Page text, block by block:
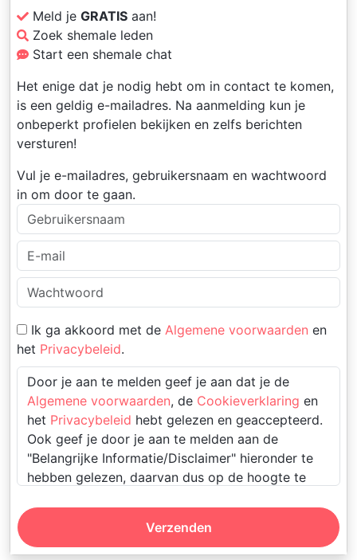
Meld je GRATIS aan!
Zoek shemale leden
Start een shemale chat
Het enige dat je nodig hebt om in contact te komen,
is een geldig e-mailadres. Na aanmelding kun je
onbeperkt profielen bekijken en zelfs berichten
versturen!
Vul je e-mailadres, gebruikersnaam en wachtwoord
in om door te gaan.
Ik ga akkoord met de Algemene voorwaarden en
het Privacybeleid.
Door je aan te melden geef je aan dat je de
Algemene voorwaarden, de Cookieverklaring en
het Privacybeleid hebt gelezen en geaccepteerd.
Ook geef je door je aan te melden aan de
"Belangrijke Informatie/Disclaimer" hieronder te
hebben gelezen, daarvan dus op de hoogte te
Deze website is uitsluitend bestemd voor
Verzenden